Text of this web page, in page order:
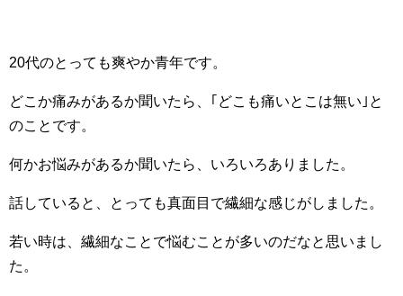
20代のとっても爽やか青年です。
どこか痛みがあるか聞いたら、｢どこも痛いとこは無い｣と
のことです。
何かお悩みがあるか聞いたら、いろいろありました。
話していると、とっても真面目で繊細な感じがしました。
若い時は、繊細なことで悩むことが多いのだなと思いまし
た。